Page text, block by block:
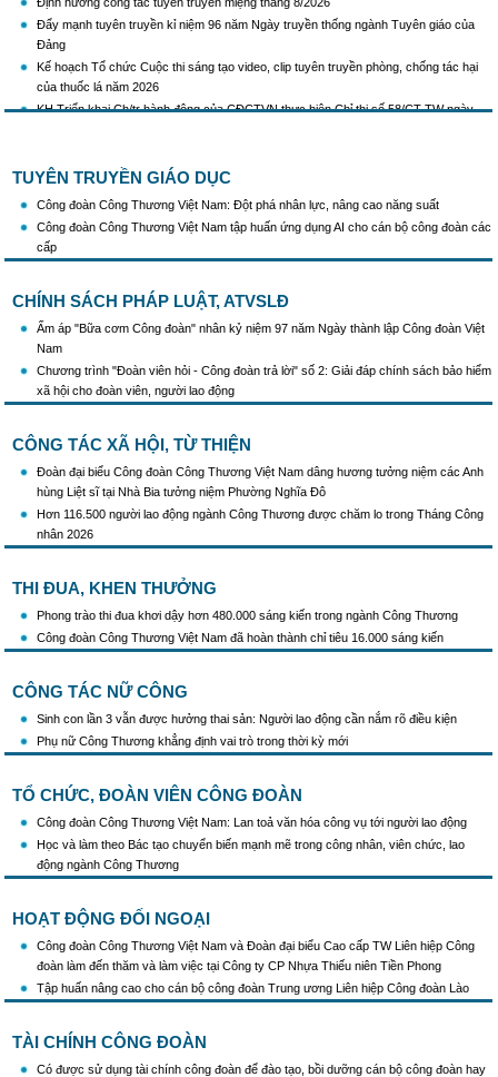
Đẩy mạnh tuyên truyền kỉ niệm 96 năm Ngày truyền thống ngành Tuyên giáo của
Đảng
Kế hoạch Tổ chức Cuộc thi sáng tạo video, clip tuyên truyền phòng, chống tác hại
của thuốc lá năm 2026
KH Triển khai Ch/tr hành động của CĐCTVN thực hiện Chỉ thị số 58/CT-TW ngày
10/01/2026 của Ban Bí thư TW Đảng về "Tăng cường sự lãnh đạo của Đảng đối với
Triển khai thực hiện Hướng dẫn số 28/HD-BTGDVTW về xác định, lựa chọn ngày
chính trị
Triển khai truyền thông "Chiến dịch 500 ngày đêm đẩy mạnh thực hiện tìm kiếm, quy
tập và xác định danh tính hài cốt liệt sĩ"
(28/7/1929 - 28/7/2026)
Khẩu hiệu tuyên truyền trong nhiệm kỳ Đại hội XIV của Đảng
Triển khai thực hiện Chỉ thị số 25/CT-TTg của Thủ tướng Chính phủ về tăng cường
công tác phòng, chống buôn lậu, vận chuyển, sản xuất, mua bán, tàng trữ, sử dụng
trái phép thuốc lá trong tình hình mới
TUYÊN TRUYỀN GIÁO DỤC
Công đoàn Công Thương Việt Nam: Đột phá nhân lực, nâng cao năng suất
Công đoàn Công Thương Việt Nam tập huấn ứng dụng AI cho cán bộ công đoàn các
cấp
CHÍNH SÁCH PHÁP LUẬT, ATVSLĐ
Ấm áp "Bữa cơm Công đoàn" nhân kỷ niệm 97 năm Ngày thành lập Công đoàn Việt
Nam
Chương trình "Đoàn viên hỏi - Công đoàn trả lời" số 2: Giải đáp chính sách bảo hiểm
xã hội cho đoàn viên, người lao động
CÔNG TÁC XÃ HỘI, TỪ THIỆN
Đoàn đại biểu Công đoàn Công Thương Việt Nam dâng hương tưởng niệm các Anh
hùng Liệt sĩ tại Nhà Bia tưởng niệm Phường Nghĩa Đô
Hơn 116.500 người lao động ngành Công Thương được chăm lo trong Tháng Công
nhân 2026
THI ĐUA, KHEN THƯỞNG
Phong trào thi đua khơi dậy hơn 480.000 sáng kiến trong ngành Công Thương
Công đoàn Công Thương Việt Nam đã hoàn thành chỉ tiêu 16.000 sáng kiến
CÔNG TÁC NỮ CÔNG
Sinh con lần 3 vẫn được hưởng thai sản: Người lao động cần nắm rõ điều kiện
Phụ nữ Công Thương khẳng định vai trò trong thời kỳ mới
TỔ CHỨC, ĐOÀN VIÊN CÔNG ĐOÀN
Công đoàn Công Thương Việt Nam: Lan toả văn hóa công vụ tới người lao động
Học và làm theo Bác tạo chuyển biến mạnh mẽ trong công nhân, viên chức, lao
động ngành Công Thương
HOẠT ĐỘNG ĐỐI NGOẠI
Công đoàn Công Thương Việt Nam và Đoàn đại biểu Cao cấp TW Liên hiệp Công
đoàn làm đến thăm và làm việc tại Công ty CP Nhựa Thiếu niên Tiền Phong
Tập huấn nâng cao cho cán bộ công đoàn Trung ương Liên hiệp Công đoàn Lào
TÀI CHÍNH CÔNG ĐOÀN
Có được sử dụng tài chính công đoàn để đào tạo, bồi dưỡng cán bộ công đoàn hay